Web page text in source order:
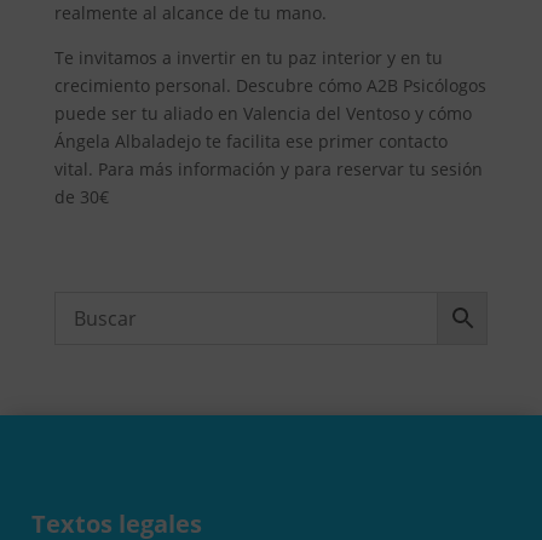
realmente al alcance de tu mano.
Te invitamos a invertir en tu paz interior y en tu
crecimiento personal. Descubre cómo A2B Psicólogos
puede ser tu aliado en Valencia del Ventoso y cómo
Ángela Albaladejo te facilita ese primer contacto
vital. Para más información y para reservar tu sesión
de 30€
Textos legales